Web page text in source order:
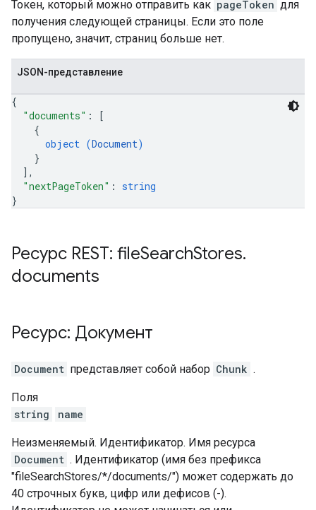
Токен, который можно отправить как pageToken для
получения следующей страницы. Если это поле
пропущено, значит, страниц больше нет.
JSON-представление
{
"documents" :
[
{
object (Document)
}
] ,
"nextPageToken" : string
}
Ресурс REST: fileSearchStores.
documents
Ресурс: Документ
Document представляет собой набор Chunk .
Поля
string
name
Неизменяемый. Идентификатор. Имя ресурса
Document . Идентификатор (имя без префикса
"fileSearchStores/*/documents/") может содержать до
40 строчных букв, цифр или дефисов (-).